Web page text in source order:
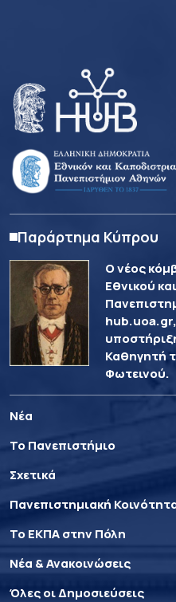
Παράρτημα Κύπρου
Ο νέος
Εθνικού
hub.uoa.gr,
Καθηγητή
Φωτεινού.
Νέα
Το Πανεπιστήμιο
Σχετικά
Πανεπιστημιακή
Το ΕΚΠΑ στην Πόλη
Νέα & Ανακοινώσεις
Όλες οι Δημοσιεύσεις